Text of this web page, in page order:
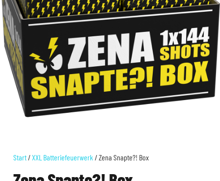
Start/XXL Batteriefeuerwerk / Zena Snapte?! Box